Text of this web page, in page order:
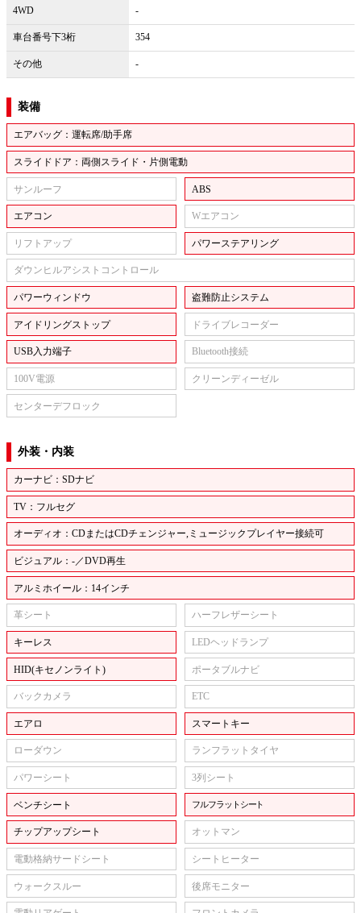
4WD -
車台番号下3桁 354
その他 -
装備
エアバッグ：運転席/助手席
スライドドア：両側スライド・片側電動
サンルーフ ABS
エアコン Wエアコン
リフトアップ パワーステアリング
ダウンヒルアシストコントロール
パワーウィンドウ 盗難防止システム
アイドリングストップ ドライブレコーダー
USB入力端子 Bluetooth接続
100V電源 クリーンディーゼル
センターデフロック
外装・内装
カーナビ：SDナビ
TV：フルセグ
オーディオ：CDまたはCDチェンジャー,ミュージックプレイヤー接続可
ビジュアル：-／DVD再生
アルミホイール：14インチ
革シート ハーフレザーシート
キーレス LEDヘッドランプ
HID(キセノンライト) ポータブルナビ
バックカメラ ETC
エアロ スマートキー
ローダウン ランフラットタイヤ
パワーシート 3列シート
ベンチシート フルフラットシート
チップアップシート オットマン
電動格納サードシート シートヒーター
ウォークスルー 後席モニター